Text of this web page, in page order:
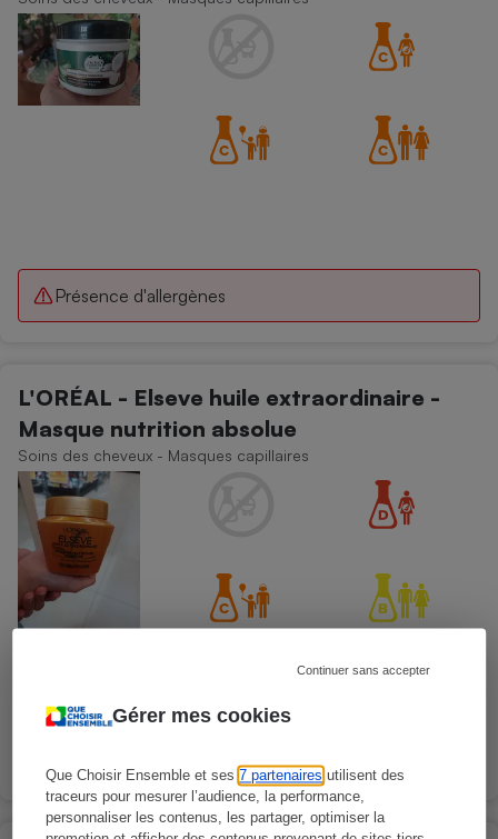
Gérer mes cookies
Que Choisir Ensemble et ses7 partenaires utilisent des
traceurs pour mesurer l’audience, la performance,
personnaliser les contenus, les partager, optimiser la
Continuer sans accepter
Présence d'allergènes
L'ORÉAL - Elseve huile extraordinaire -
Masque nutrition absolue
Soins des cheveux - Masques capillaires